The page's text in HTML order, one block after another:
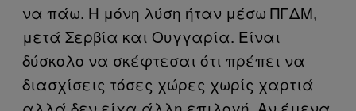
να πάω. Η μόνη λύση ήταν μέσω ΠΓΔΜ,
μετά Σερβία και Ουγγαρία. Είναι
δύσκολο να σκέφτεσαι ότι πρέπει να
διασχίσεις τόσες χώρες χωρίς χαρτιά